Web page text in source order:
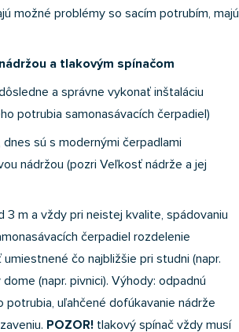
možné problémy so sacím potrubím, majú
nádržou a tlakovým spínačom
a správne vykonať inštaláciu
potrubia samonasávacích čerpadiel)
sú s modernými čerpadlami
nádržou (pozri Veľkosť nádrže a jej
m a vždy pri neistej kvalite, spádovaniu
čerpadiel rozdelenie
čo najbližšie pri studni (napr.
(napr. pivnici). Výhody: odpadnú
uľahčené dofúkavanie nádrže
POZOR! tlakový spínač vždy musí